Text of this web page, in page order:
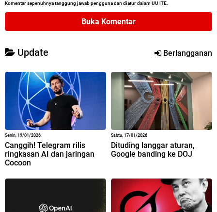
Komentar sepenuhnya tanggung jawab pengguna dan diatur dalam UU ITE.
Buka Komentar
Update Berlangganan
Senin, 19/01/2026
Canggih! Telegram rilis
ringkasan AI dan jaringan
Cocoon
Sabtu, 17/01/2026
Dituding langgar aturan,
Google banding ke DOJ